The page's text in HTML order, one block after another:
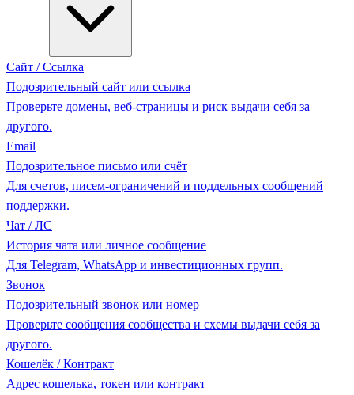
Сайт / Ссылка
Подозрительный сайт или ссылка
Проверьте домены, веб-страницы и риск выдачи себя за
другого.
Email
Подозрительное письмо или счёт
Для счетов, писем-ограничений и поддельных сообщений
поддержки.
Чат / ЛС
История чата или личное сообщение
Для Telegram, WhatsApp и инвестиционных групп.
Звонок
Подозрительный звонок или номер
Проверьте сообщения сообщества и схемы выдачи себя за
другого.
Кошелёк / Контракт
Адрес кошелька, токен или контракт